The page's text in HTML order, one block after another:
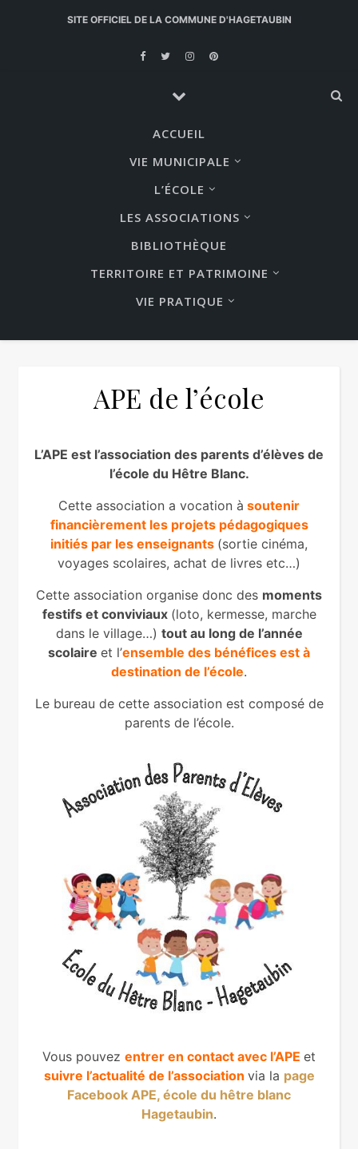
SITE OFFICIEL DE LA COMMUNE D'HAGETAUBIN
ACCUEIL
VIE MUNICIPALE
L’ÉCOLE
LES ASSOCIATIONS
BIBLIOTHÈQUE
TERRITOIRE ET PATRIMOINE
VIE PRATIQUE
APE de l’école
L’APE est l’association des parents d’élèves de
l’école du Hêtre Blanc.
Cette association a vocation à soutenir
financièrement les projets pédagogiques
initiés par les enseignants (sortie cinéma,
voyages scolaires, achat de livres etc…)
Cette association organise donc des moments
festifs et conviviaux (loto, kermesse, marche
dans le village…) tout au long de l’année
scolaire et l’ensemble des bénéfices est à
destination de l’école.
Le bureau de cette association est composé de
parents de l’école.
Vous pouvez entrer en contact avec l’APE et
suivre l’actualité de l’association via la page
Facebook APE, école du hêtre blanc
Hagetaubin.